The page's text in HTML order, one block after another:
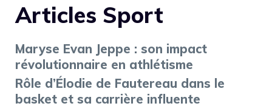
Articles Sport
Maryse Evan Jeppe : son impact
révolutionnaire en athlétisme
Rôle d’Élodie de Fautereau dans le
basket et sa carrière influente